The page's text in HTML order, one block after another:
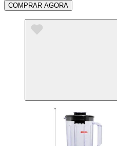
COMPRAR AGORA